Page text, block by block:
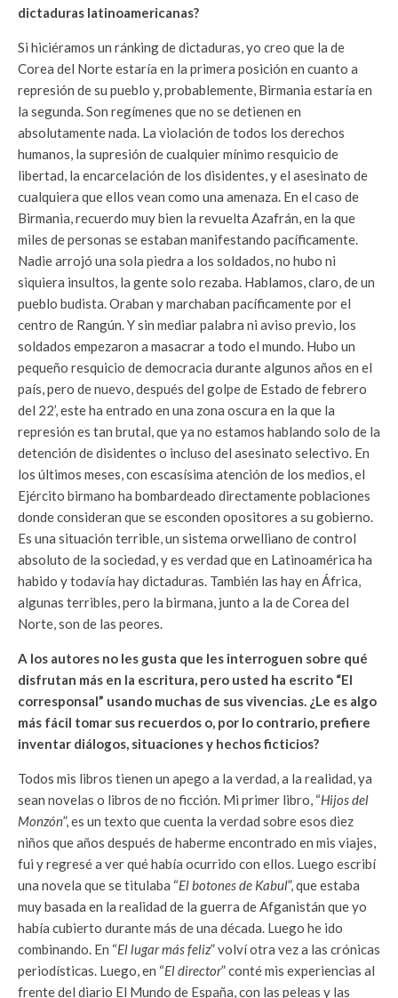
dictaduras latinoamericanas?
Si hiciéramos un ránking de dictaduras, yo creo que la de
Corea del Norte estaría en la primera posición en cuanto a
represión de su pueblo y, probablemente, Birmania estaría en
la segunda. Son regímenes que no se detienen en
absolutamente nada. La violación de todos los derechos
humanos, la supresión de cualquier mínimo resquicio de
libertad, la encarcelación de los disidentes, y el asesinato de
cualquiera que ellos vean como una amenaza. En el caso de
Birmania, recuerdo muy bien la revuelta Azafrán, en la que
miles de personas se estaban manifestando pacíficamente.
Nadie arrojó una sola piedra a los soldados, no hubo ni
siquiera insultos, la gente solo rezaba. Hablamos, claro, de un
pueblo budista. Oraban y marchaban pacíficamente por el
centro de Rangún. Y sin mediar palabra ni aviso previo, los
soldados empezaron a masacrar a todo el mundo. Hubo un
pequeño resquicio de democracia durante algunos años en el
país, pero de nuevo, después del golpe de Estado de febrero
del 22’, este ha entrado en una zona oscura en la que la
represión es tan brutal, que ya no estamos hablando solo de la
detención de disidentes o incluso del asesinato selectivo. En
los últimos meses, con escasísima atención de los medios, el
Ejército birmano ha bombardeado directamente poblaciones
donde consideran que se esconden opositores a su gobierno.
Es una situación terrible, un sistema orwelliano de control
absoluto de la sociedad, y es verdad que en Latinoamérica ha
habido y todavía hay dictaduras. También las hay en África,
algunas terribles, pero la birmana, junto a la de Corea del
Norte, son de las peores.
A los autores no les gusta que les interroguen sobre qué
disfrutan más en la escritura, pero usted ha escrito “El
corresponsal” usando muchas de sus vivencias. ¿Le es algo
más fácil tomar sus recuerdos o, por lo contrario, prefiere
inventar diálogos, situaciones y hechos ficticios?
Todos mis libros tienen un apego a la verdad, a la realidad, ya
sean novelas o libros de no ficción. Mi primer libro, “Hijos del
Monzón”, es un texto que cuenta la verdad sobre esos diez
niños que años después de haberme encontrado en mis viajes,
fui y regresé a ver qué había ocurrido con ellos. Luego escribí
una novela que se titulaba “El botones de Kabul”, que estaba
muy basada en la realidad de la guerra de Afganistán que yo
había cubierto durante más de una década. Luego he ido
combinando. En “El lugar más feliz” volví otra vez a las crónicas
periodísticas. Luego, en “El director” conté mis experiencias al
frente del diario El Mundo de España, con las peleas y las